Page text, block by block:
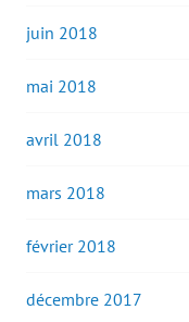
juin 2018
mai 2018
avril 2018
mars 2018
février 2018
décembre 2017